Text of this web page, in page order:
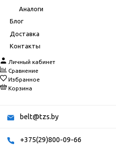
Аналоги
Блог
Доставка
Контакты
Личный кабинет
Сравнение
Избранное
Корзина
belt@tzs.by
+375(29)800-09-66